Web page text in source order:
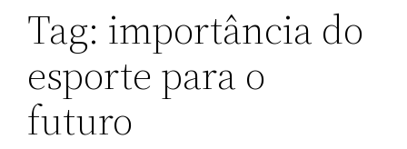
Tag: importância do
esporte para o
futuro